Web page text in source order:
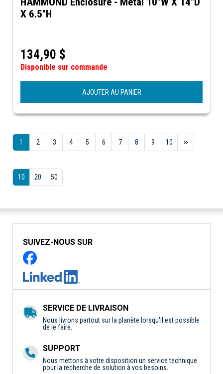
X 6.5"H
134,90 $
Disponible sur commande
AJOUTER AU PANIER
1 2 3 4 5 6 7 8 9 10
10 20 50
SUIVEZ-NOUS SUR
SERVICE DE LIVRAISON
Nous livrons partout sur la planète lorsqu'il est possible
de le faire.
SUPPORT
Nous mettons à votre disposition un service technique
pour la recherche de solution à vos besoins.